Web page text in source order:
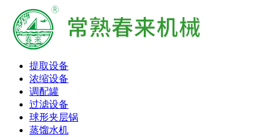
提取设备
浓缩设备
调配罐
过滤设备
球形夹层锅
蒸馏水机